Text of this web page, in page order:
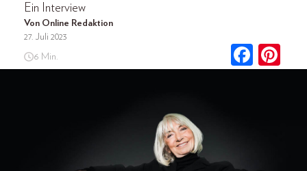
Ein Interview
Von Online Redaktion
27. Juli 2023
6 Min.